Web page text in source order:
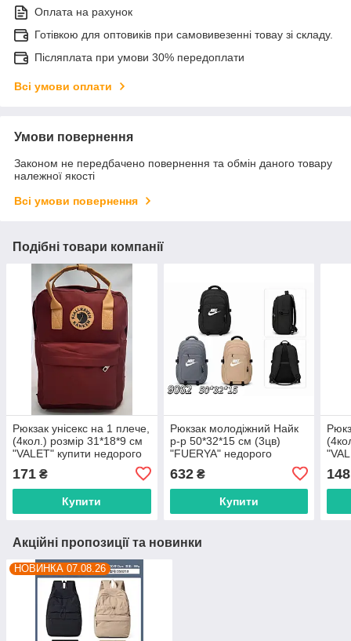
Оплата на рахунок
Готівкою для оптовиків при самовивезенні товау зі складу.
Післяплата при умови 30% передоплати
Всі умови оплати
Умови повернення
Законом не передбачено повернення та обмін даного товару
належної якості
Всі умови повернення
Подібні товари компанії
Рюкзак унісекс на 1 плече,
(4кол.) розмір 31*18*9 см
"VALET" купити недорого
постачальника
171 ₴
Купити
Рюкзак молодіжний Найк
р-р 50*32*15 см (3цв)
"FUERYA" недорого
постачальника
632₴
Купити
148
Акційні пропозиції та новинки
НОВИНКА 07.08.26